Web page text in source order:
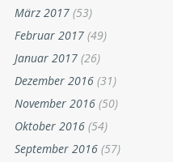
März 2017 (53)
Februar 2017 (49)
Januar 2017 (26)
Dezember 2016 (31)
November 2016 (50)
Oktober 2016 (54)
September 2016 (57)